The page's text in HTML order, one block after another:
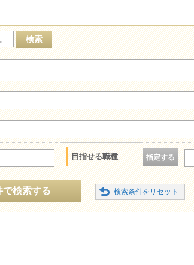
目指せる職種 指定する
で検索する